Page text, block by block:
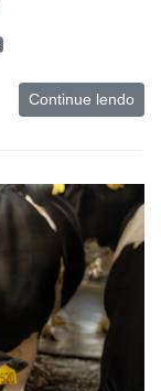
Continue lendo